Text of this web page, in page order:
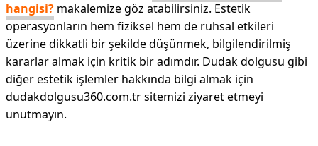
hangisi? makalemize göz atabilirsiniz. Estetik
operasyonların hem fiziksel hem de ruhsal etkileri
üzerine dikkatli bir şekilde düşünmek, bilgilendirilmiş
kararlar almak için kritik bir adımdır. Dudak dolgusu gibi
diğer estetik işlemler hakkında bilgi almak için
dudakdolgusu360.com.tr sitemizi ziyaret etmeyi
unutmayın.